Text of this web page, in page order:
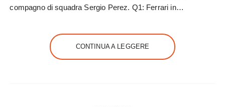
compagno di squadra Sergio Perez. Q1: Ferrari in…
CONTINUA A LEGGERE